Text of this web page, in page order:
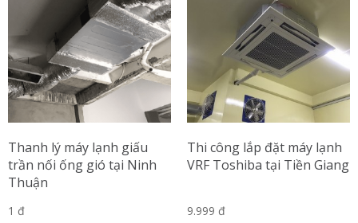
Thanh lý máy lạnh giấu
trần nối ống gió tại Ninh
Thuận
1 đ
Thi công lắp đặt máy lạnh
VRF Toshiba tại Tiền Giang
9.999 đ